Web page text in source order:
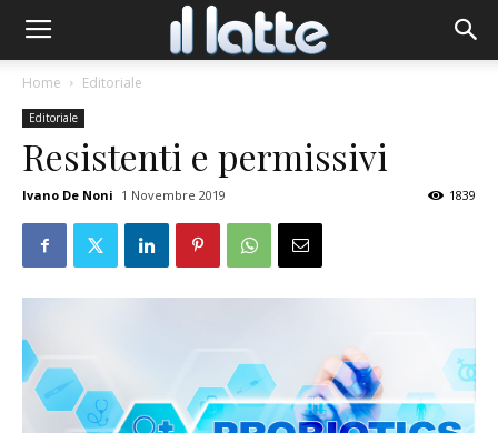
Home Editoriale
Editoriale
Resistenti e permissivi
Ivano De Noni 1 Novembre 2019 1839